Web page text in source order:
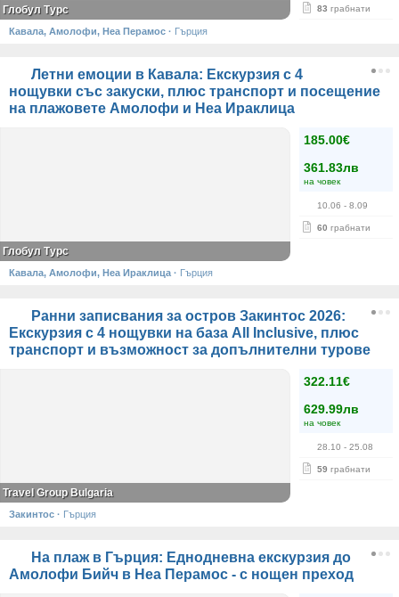
83 грабнати
Глобул Турс
Кавала, Амолофи, Неа Перамос · Гърция
Летни емоции в Кавала: Екскурзия с 4
нощувки със закуски, плюс транспорт и посещение
на плажовете Амолофи и Неа Ираклица
185.00€
361.83лв
на човек
10.06 - 8.09
60 грабнати
Глобул Турс
Кавала, Амолофи, Неа Ираклица · Гърция
Ранни записвания за остров Закинтос 2026:
Екскурзия с 4 нощувки на база All Inclusive, плюс
транспорт и възможност за допълнителни турове
322.11€
629.99лв
на човек
28.10 - 25.08
59 грабнати
Travel Group Bulgaria
Закинтос · Гърция
На плаж в Гърция: Еднодневна екскурзия до
Амолофи Бийч в Неа Перамос - с нощен преход